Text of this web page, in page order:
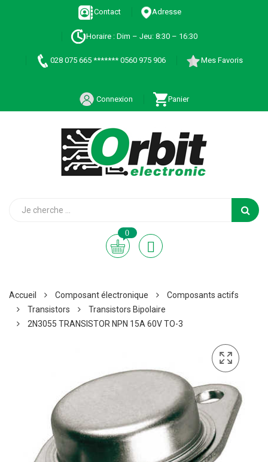
Contact Adresse
Horaire : Dim – Jeu: 8:30 – 16:30
028 075 665 ******* 0560 975 906 Mes Favoris
Connexion Panier
0
Accueil Composant électronique
Composants actifs
Transistors
Transistors Bipolaire
2N3055 TRANSISTOR NPN 15A 60V TO-3